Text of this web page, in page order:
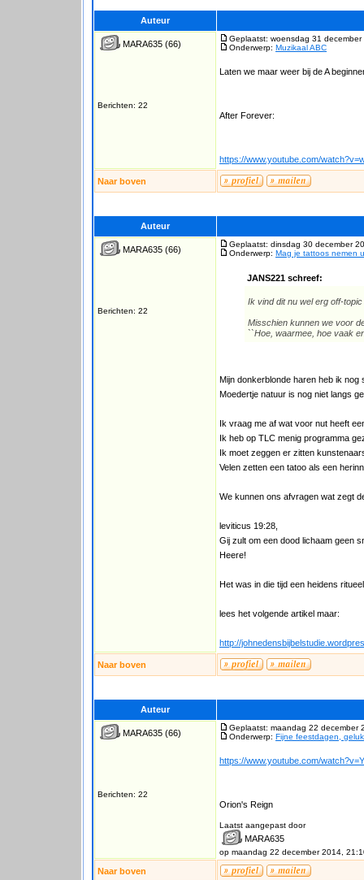
Auteur
MARA635 (66)
Berichten: 22
Geplaatst: woensdag 31
Onderwerp: Muzikaal ABC
Laten we maar weer bij de A
After Forever:
https://www.youtube.com/
Naar boven
Auteur
MARA635 (66)
Berichten: 22
Geplaatst: dinsdag 30 december
Onderwerp: Mag je tattoos nemen
JANS221 schreef:
Ik vind dit nu wel erg off-
Misschien kunnen we voor
``Hoe, waarmee, hoe vaak
Mijn donkerblonde haren heb ik nog
Moedertje natuur is nog niet langs
Ik vraag me af wat voor nut heeft
Ik heb op TLC menig programma
Ik moet zeggen er zitten
Velen zetten een tatoo als een
We kunnen ons afvragen wat zegt
leviticus 19:28,
Gij zult om een dood lichaam geen
Heere!
Het was in die tijd een heidens
lees het volgende artikel maar:
http://
Naar boven
Auteur
MARA635 (66)
Berichten: 22
Geplaatst: maandag 22 december
Onderwerp: Fijne feestdagen,
https://www.youtube.com/
Orion's Reign
Laatst aangepast door
MARA635
op maandag 22 december 2014,
Naar boven